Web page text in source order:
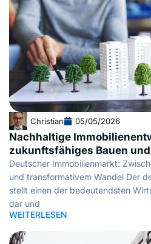
Christian 05/05/2026
Nachhaltige
zukunftsfähiges Bauen
Deutscher Immobilienmarkt:
und transformativem Wandel Der
stellt einen der bedeutendsten
dar und
WEITERLESEN